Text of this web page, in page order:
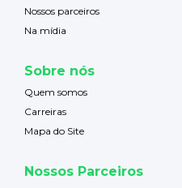
Nossos parceiros
Na mídia
Sobre nós
Quem somos
Carreiras
Mapa do Site
Nossos Parceiros